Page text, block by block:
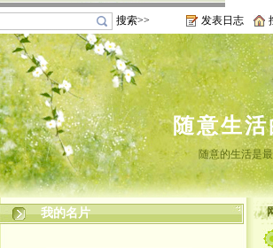
搜索>> 发表日志
随意生
随意的生活是
我的名片